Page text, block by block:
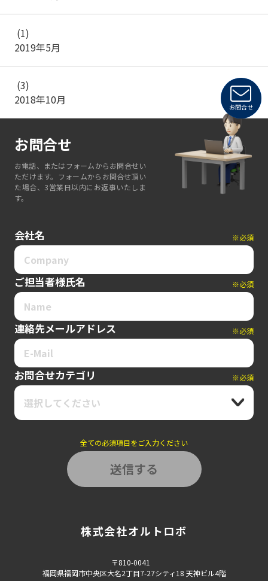
2019年5月
(1)
2018年10月
(3)
お問合せ
お問合せ
お電話、またはフォームからお問合せい
ただけます。フォームからお問合せ頂い
た場合、3営業日以内にお返事いたしま
す。
会社名 ※必須
ご担当者様氏名 ※必須
連絡先メールアドレス ※必須
お問合せカテゴリ ※必須
選択してください
全ての必須項目をご入力ください
株式会社オルトロボ
〒810-0041
福岡県福岡市中央区大名2丁目7-27シティ18 天神ビル4階